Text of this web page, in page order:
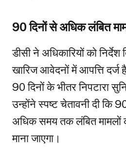
90 दिनों से अधिक लंबित
डीसी ने अधिकारियों को निर्देश
खारिज आवेदनों में आपत्ति
90 दिनों के भीतर निपटारा
उन्होंने स्पष्ट चेतावनी दी कि
अधिक समय तक लंबित मामलों
माना जाएगा।